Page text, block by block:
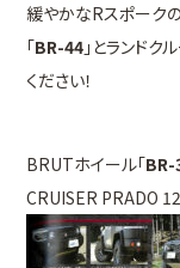
緩やかなRスポーク
「BR-44 」とランド
ください！
BRUTホイール「BR-
CRUISER PRADO